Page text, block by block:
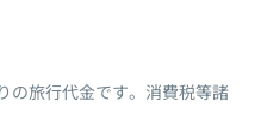
の旅行代金です。消費税等諸